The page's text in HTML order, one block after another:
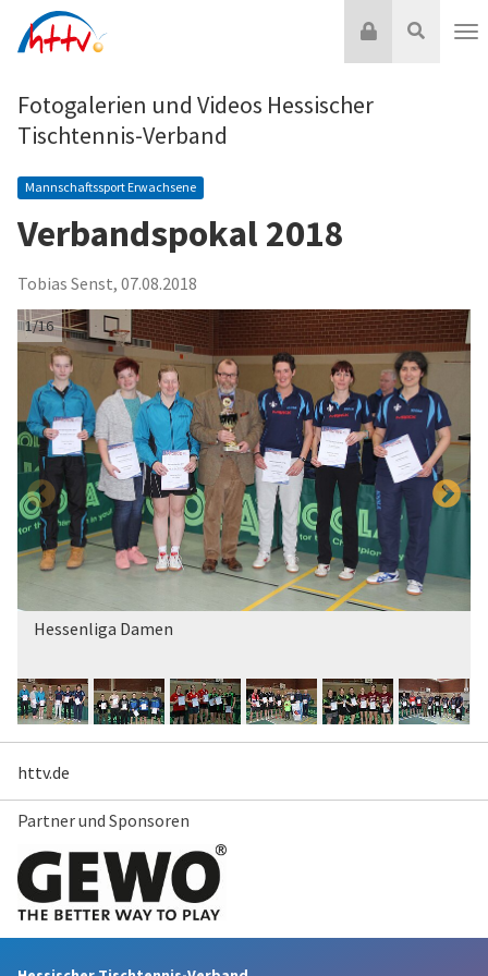
Inhalt
Suche
Login
Fotogalerien und Videos Hessischer
Tischtennis-Verband
Mannschaftssport Erwachsene
Verbandspokal 2018
Tobias Senst, 07.08.2018
Hessenliga Damen
1/16
httv.de
Partner und Sponsoren